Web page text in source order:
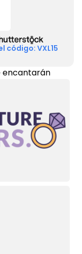
código: VXL15
encantarán